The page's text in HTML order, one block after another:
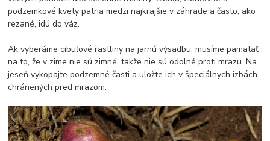
szco nakup bez dph nakupovanie na firmu bez dph
nákup bez dph v eu ň
podzemkové kvety patria medzi najkrajšie v záhrade a často, ako
rezané, idú do váz.
Ak vyberáme cibuľové rastliny na jarnú výsadbu, musíme pamätať
na to, že v zime nie sú zimné, takže nie sú odolné proti mrazu. Na
jeseň vykopajte podzemné časti a uložte ich v špeciálnych izbách
chránených pred mrazom.